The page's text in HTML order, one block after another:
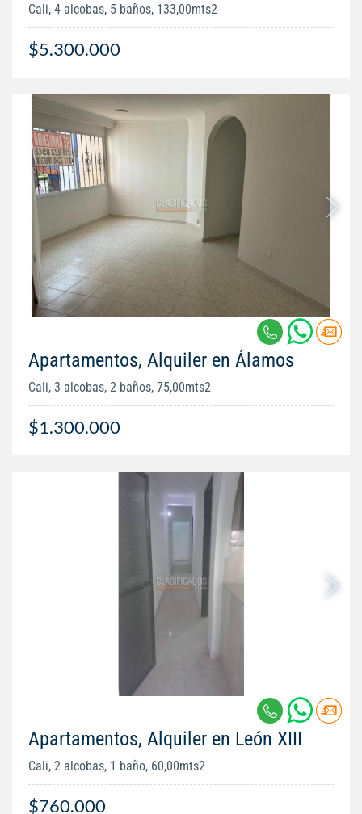
Cali, 4 alcobas, 5 baños, 133,00mts2
$5.300.000
Apartamentos, Alquiler en Álamos
Cali, 3 alcobas, 2 baños, 75,00mts2
$1.300.000
Apartamentos, Alquiler en León XIII
Cali, 2 alcobas, 1 baño, 60,00mts2
$760.000